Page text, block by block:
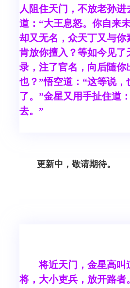
人阻住天门，不放老孙进
道：“大王息怒。你自来
却又无名，众天丁又与你
肯放你擅入？等如今见了
录，注了官名，向后随你
也？”悟空道：“这等说，
了。”金星又用手扯住道
去。”
更新中，敬请期待。
将近天门，金星高叫
将，大小吏兵，放开路者